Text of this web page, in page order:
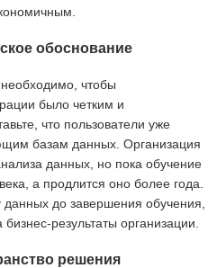
обоснование
чтобы
было четким и
что пользователи уже
базам данных. Организация
данных, но пока обучение
а продлится оно более года.
до завершения обучения,
результаты организации.
решения